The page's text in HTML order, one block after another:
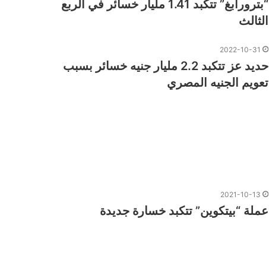
“بترورابغ” تتكبد 1.41 مليار خسائر في الربع
الثالث
2022-10-31
حديد عز تتكبد 2.2 مليار جنيه خسائر بسبب
تعويم الجنيه المصري
2021-10-13
عملة “بيتكوين” تتكبد خسارة جديدة